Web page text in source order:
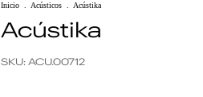
Inicio Acústicos Acústika
Acústika
SKU: ACU.00712